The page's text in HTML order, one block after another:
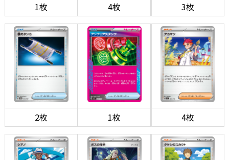
1枚 4枚 3枚
2枚 1枚 4枚